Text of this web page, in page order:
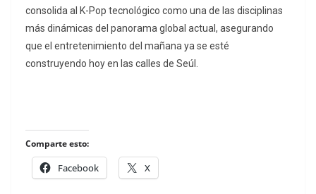
consolida al K-Pop tecnológico como una de las disciplinas
más dinámicas del panorama global actual, asegurando
que el entretenimiento del mañana ya se esté
construyendo hoy en las calles de Seúl.
Comparte esto:
Facebook X